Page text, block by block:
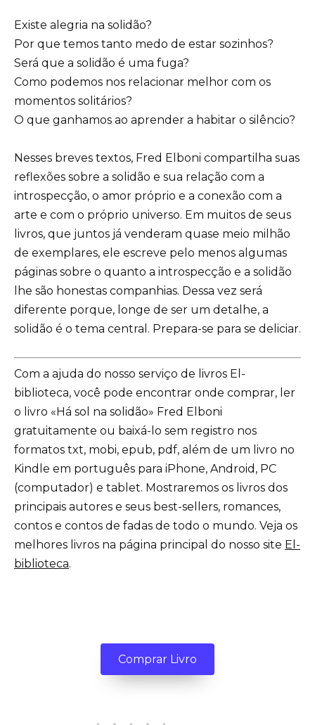
Existe alegria na solidão?
Por que temos tanto medo de estar sozinhos?
Será que a solidão é uma fuga?
Como podemos nos relacionar melhor com os
momentos solitários?
O que ganhamos ao aprender a habitar o silêncio?
Nesses breves textos, Fred Elboni compartilha suas
reflexões sobre a solidão e sua relação com a
introspecção, o amor próprio e a conexão com a
arte e com o próprio universo. Em muitos de seus
livros, que juntos já venderam quase meio milhão
de exemplares, ele escreve pelo menos algumas
páginas sobre o quanto a introspecção e a solidão
lhe são honestas companhias. Dessa vez será
diferente porque, longe de ser um detalhe, a
solidão é o tema central. Prepara-se para se deliciar.
Com a ajuda do nosso serviço de livros El-
biblioteca, você pode encontrar onde comprar, ler
o livro «Há sol na solidão» Fred Elboni
gratuitamente ou baixá-lo sem registro nos
formatos txt, mobi, epub, pdf, além de um livro no
Kindle em português para iPhone, Android, PC
(computador) e tablet. Mostraremos os livros dos
principais autores e seus best-sellers, romances,
contos e contos de fadas de todo o mundo. Veja os
melhores livros na página principal do nosso site El-
biblioteca.
Comprar Livro